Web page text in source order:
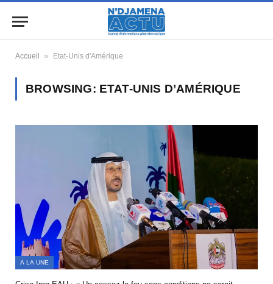
Accueil » Etat-Unis d'Amérique
BROWSING: ETAT-UNIS D’AMÉRIQUE
A LA UNE